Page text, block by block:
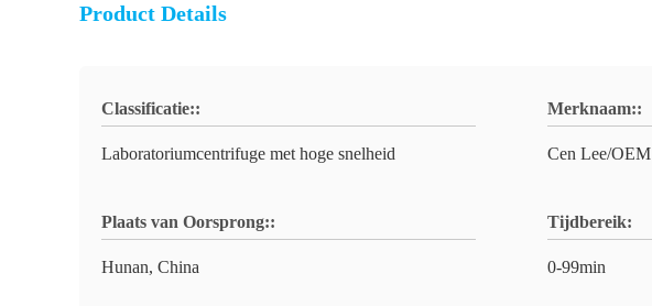
Product Details
Classificatie::
Laboratoriumcentrifuge met hoge snelheid
Merknaam::
Cen Lee/OEM
Plaats van Oorsprong::
Hunan, China
Tijdbereik:
0-99min